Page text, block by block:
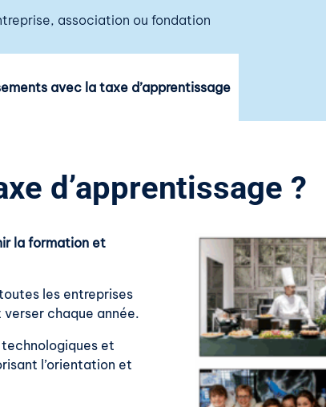
association ou fondation
avec la taxe d’apprentissage
d’apprentissage ?
la formation et
les entreprises
verser chaque année.
et
l’orientation et